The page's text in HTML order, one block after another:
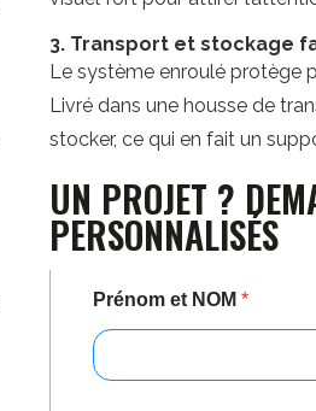
3. Transport et stockage
Le système enroulé protège
Livré dans une housse de
stocker, ce qui en fait un
UN PROJET ?
PERSONNALISÉS
Prénom et NOM*